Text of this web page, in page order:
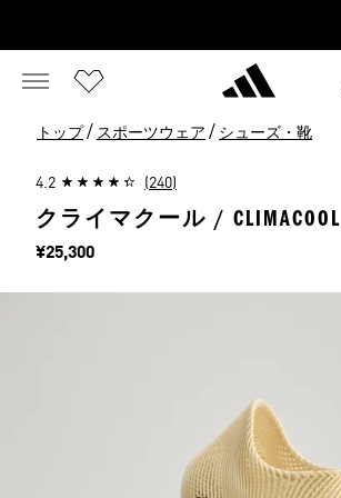
トップ / スポーツウェア / シューズ・靴
4.2 (240)
クライマクール / CLIMACOOL
価格
¥25,300